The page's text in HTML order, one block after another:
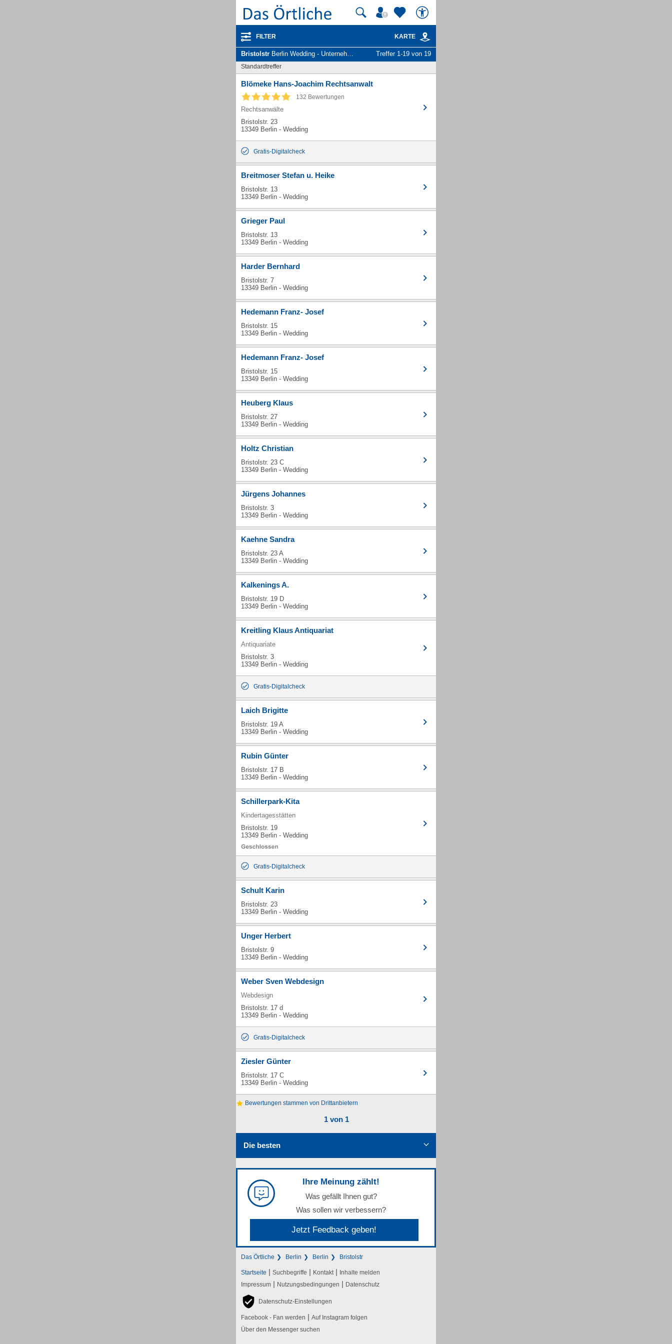
FILTER KARTE
Bristolstr Berlin Wedding - Unternehmen und Personen Treffer 1-19 von 19
Standardtreffer
Blömeke Hans-Joachim Rechtsanwalt
132 Bewertungen
Rechtsanwälte
Bristolstr. 23
13349 Berlin - Wedding
Gratis-Digitalcheck
Breitmoser Stefan u. Heike
Bristolstr. 13
13349 Berlin - Wedding
Grieger Paul
Bristolstr. 13
13349 Berlin - Wedding
Harder Bernhard
Bristolstr. 7
13349 Berlin - Wedding
Hedemann Franz- Josef
Bristolstr. 15
13349 Berlin - Wedding
Hedemann Franz- Josef
Bristolstr. 15
13349 Berlin - Wedding
Heuberg Klaus
Bristolstr. 27
13349 Berlin - Wedding
Holtz Christian
Bristolstr. 23 C
13349 Berlin - Wedding
Jürgens Johannes
Bristolstr. 3
13349 Berlin - Wedding
Kaehne Sandra
Bristolstr. 23 A
13349 Berlin - Wedding
Kalkenings A.
Bristolstr. 19 D
13349 Berlin - Wedding
Kreitling Klaus Antiquariat
Antiquariate
Bristolstr. 3
13349 Berlin - Wedding
Gratis-Digitalcheck
Laich Brigitte
Bristolstr. 19 A
13349 Berlin - Wedding
Rubin Günter
Bristolstr. 17 B
13349 Berlin - Wedding
Schillerpark-Kita
Kindertagesstätten
Bristolstr. 19
13349 Berlin - Wedding
Gratis-Digitalcheck
Schult Karin
Bristolstr. 23
13349 Berlin - Wedding
Unger Herbert
Bristolstr. 9
13349 Berlin - Wedding
Weber Sven Webdesign
Webdesign
Bristolstr. 17 d
13349 Berlin - Wedding
Gratis-Digitalcheck
Ziesler Günter
Bristolstr. 17 C
13349 Berlin - Wedding
Bewertungen stammen von Drittanbietern
1 von 1
Die besten
Ihre Meinung zählt!
Was gefällt Ihnen gut?
Was sollen wir verbessern?
Jetzt Feedback geben!
Das Örtliche Berlin Berlin Bristolstr
Startseite | Suchbegriffe | Kontakt | Inhalte melden
Impressum | Nutzungsbedingungen | Datenschutz
Datenschutz-Einstellungen
Facebook - Fan werden | Auf Instagram folgen
Über den Messenger suchen